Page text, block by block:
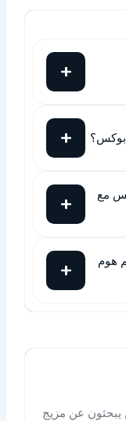
بوكس؟
مع
هوم
يبحثون عن مزيج